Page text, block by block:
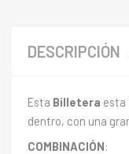
DESCRIPCIÓN
Esta Billetera esta
dentro, con una
COMBINACIÓN: